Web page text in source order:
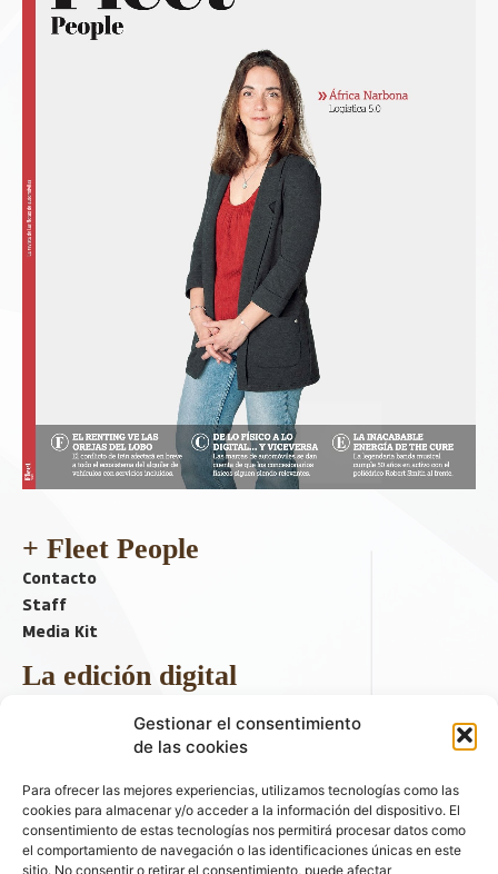
Gestionar el consentimiento
de las cookies
Para ofrecer las mejores experiencias, utilizamos tecnologías como las
cookies para almacenar y/o acceder a la información del dispositivo. El
consentimiento de estas tecnologías nos permitirá procesar datos como
el comportamiento de navegación o las identificaciones únicas en este
sitio. No consentir o retirar el consentimiento, puede afectar
+ Fleet People
Contacto
Staff
Media Kit
La edición digital
Descargar último ejemplar
ir a hemeroteca
+ Contenido en redes sociales